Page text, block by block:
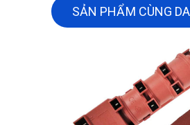
SẢN PHẨM CÙNG